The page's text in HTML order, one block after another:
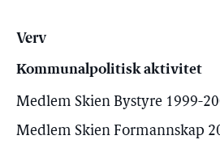
Verv
Kommunalpolitisk aktivitet
Medlem Skien Bystyre 1999-
Medlem Skien Formannskap